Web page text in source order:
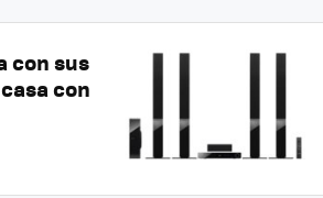
con sus
con